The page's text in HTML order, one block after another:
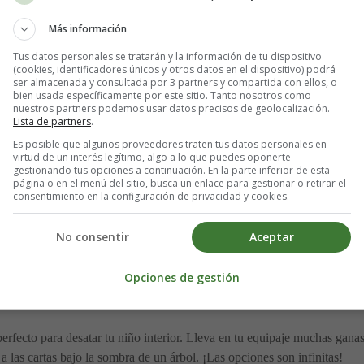
tus cosas mientras recitas la siguiente poesía:
y felicidad. Asegúrate de llevar contigo una buena dosis de
es contagioso!
y derretir corazones. No olvides llevar contigo un repertorio de
tus vacaciones.
secreto para aprovechar al máximo cada momento. Llena tu
alegría, también hay espacio para la nostalgia. Al mirar el
un recordatorio de lo hermoso que puede ser el pasado y de lo
no ocupan espacio en la maleta? Lleva contigo una
del mundo que te rodea.
para desatar tu niño interior. Lleva en tu equipaje muchas
las cartas bajo la sombra de un árbol. ¡Las opciones son infinitas!
Más información
Tus datos personales se tratarán y la información de tu dispositivo
(cookies, identificadores únicos y otros datos en el dispositivo) podrá
ser almacenada y consultada por 3 partners y compartida con ellos, o
bien usada específicamente por este sitio. Tanto nosotros como
nuestros partners podemos usar datos precisos de geolocalización.
Lista de partners.
Es posible que algunos proveedores traten tus datos personales en
virtud de un interés legítimo, algo a lo que puedes oponerte
gestionando tus opciones a continuación. En la parte inferior de esta
página o en el menú del sitio, busca un enlace para gestionar o retirar el
consentimiento en la configuración de privacidad y cookies.
Aceptar
No consentir
Opciones de gestión